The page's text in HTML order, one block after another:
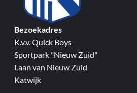
Bezoekadres
K.v.v. Quick Boys
Sportpark "Nieuw Zuid"
Laan van Nieuw Zuid
Katwijk